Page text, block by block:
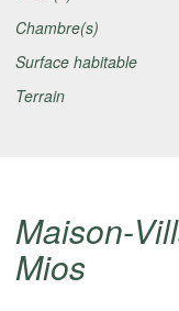
Chambre(s)
Surface habitable
Terrain
Maison-
Mios